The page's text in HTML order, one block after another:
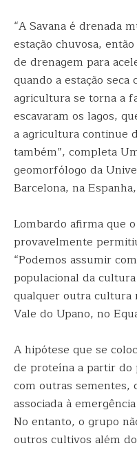
“A Savana é drenada
estação chuvosa,
de drenagem para
quando a estação
agricultura se torna a
escavaram os lagos,
a agricultura continue
também”, completa
geomorfólogo da
Barcelona, na
Lombardo afirma que
provavelmente
“Podemos assumir
populacional da
qualquer outra cultura
Vale do Upano, no
A hipótese que se
de proteína a partir
com outras sementes,
associada à
No entanto, o grupo
outros cultivos além